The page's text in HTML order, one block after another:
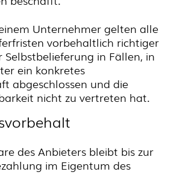
Unternehmer gelten alle
vorbehaltlich richtiger
in Fällen, in
ein konkretes
abgeschlossen und die
nicht zu vertreten hat.
des Anbieters bleibt bis zur
im Eigentum des